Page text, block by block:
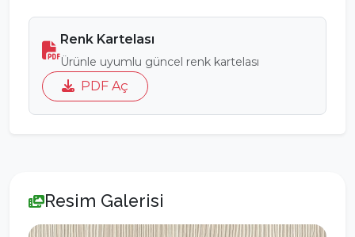
Renk Kartelası
Ürünle uyumlu güncel renk kartelası
PDF Aç
Resim Galerisi